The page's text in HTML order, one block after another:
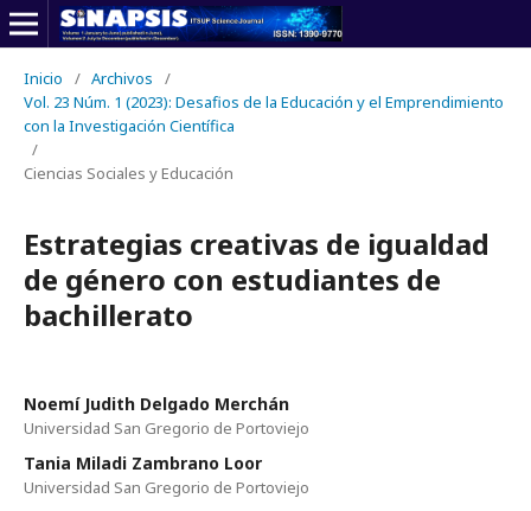
Inicio / Archivos
/
Vol. 23 Núm. 1 (2023): Desafios de la Educación y el Emprendimiento
con la Investigación Científica
/
Ciencias Sociales y Educación
Estrategias creativas de igualdad
de género con estudiantes de
bachillerato
Noemí Judith Delgado Merchán
Universidad San Gregorio de Portoviejo
Tania Miladi Zambrano Loor
Universidad San Gregorio de Portoviejo